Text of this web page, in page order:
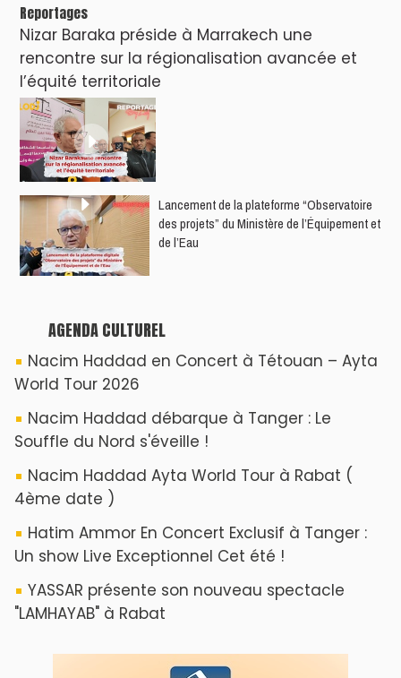
Reportages
Nizar Baraka préside à Marrakech une
rencontre sur la régionalisation avancée et
l’équité territoriale
​Lancement de la plateforme “Observatoire
des projets” du Ministère de l’Équipement et
de l’Eau
AGENDA CULTUREL
Nacim Haddad en Concert à Tétouan – Ayta
World Tour 2026
Nacim Haddad débarque à Tanger : Le
Souffle du Nord s'éveille !
Nacim Haddad Ayta World Tour à Rabat (
4ème date )
Hatim Ammor En Concert Exclusif à Tanger :
Un show Live Exceptionnel Cet été !
YASSAR présente son nouveau spectacle
"LAMHAYAB" à Rabat